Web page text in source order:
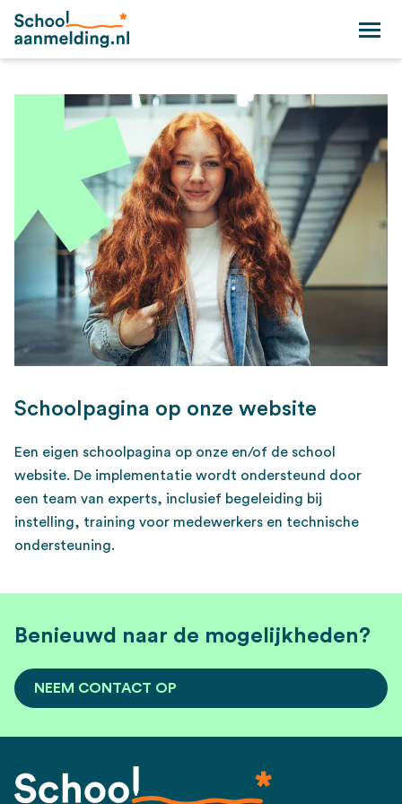
Schoolpagina op onze website
Een eigen schoolpagina op onze en/of de school
website. De implementatie wordt ondersteund door
een team van experts, inclusief begeleiding bij
instelling, training voor medewerkers en technische
ondersteuning.
Benieuwd naar de mogelijkheden?
NEEM CONTACT OP